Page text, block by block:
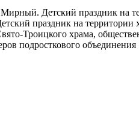
Детский праздник на
праздник на территории
Троицкого храма,
подросткового